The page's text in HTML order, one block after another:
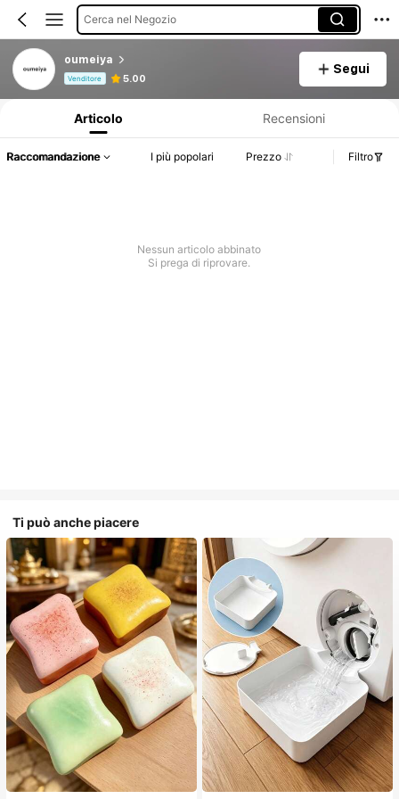
Cerca nel Negozio
oumeiya
Venditore 5.00
Segui
Articolo Recensioni
Raccomandazione I più popolari Prezzo Filtro
Nessun articolo abbinato
Si prega di riprovare.
Ti può anche piacere